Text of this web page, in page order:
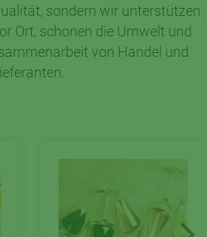
sondern wir unterstützen
Ort, schonen die Umwelt und
von Handel und